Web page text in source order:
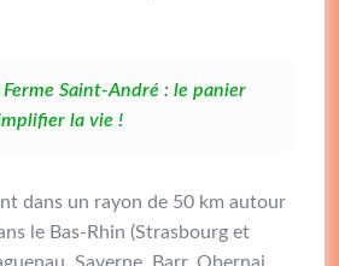
Ferme Saint-André : le panier
la vie !
dans un rayon de 50 km autour
le Bas-Rhin (Strasbourg et